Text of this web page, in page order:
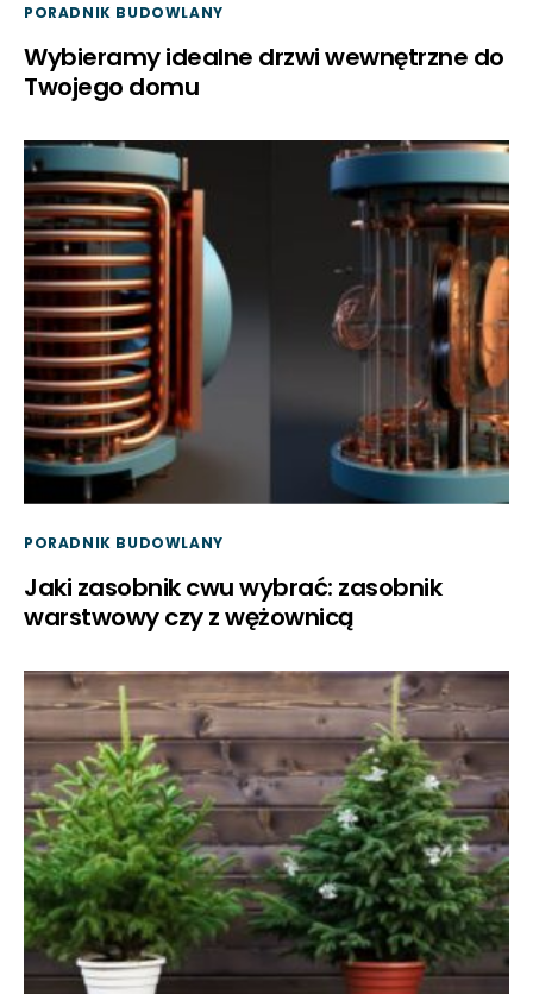
PORADNIK BUDOWLANY
Wybieramy idealne drzwi wewnętrzne do
Twojego domu
PORADNIK BUDOWLANY
Jaki zasobnik cwu wybrać: zasobnik
warstwowy czy z wężownicą